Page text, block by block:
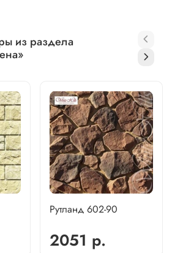
из раздела
Рутланд 602-90
2051 р.